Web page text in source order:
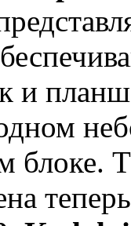
и
блоке.